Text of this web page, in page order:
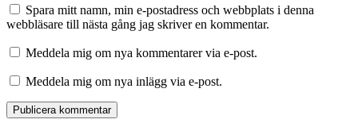
Spara mitt namn, min e-postadress och webbplats i denna
webbläsare till nästa gång jag skriver en kommentar.
Meddela mig om nya kommentarer via e-post.
Meddela mig om nya inlägg via e-post.